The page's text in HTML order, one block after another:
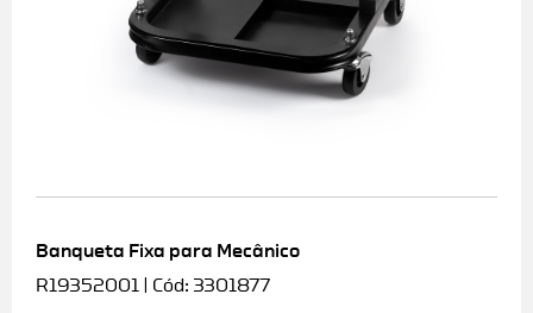
Banqueta Fixa para Mecânico
R19352001 | Cód: 3301877